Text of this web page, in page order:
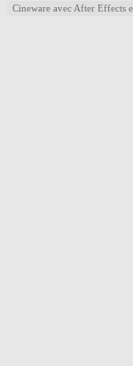
Cineware avec After Effects